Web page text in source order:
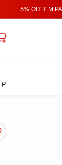
5% OFF EM
Verde